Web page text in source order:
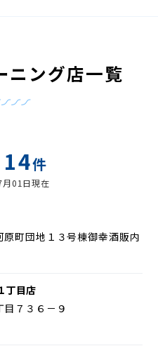
ニング店一覧
14件
01日現在
町団地１３号棟御幸酒販内
丁目店
７３６－９